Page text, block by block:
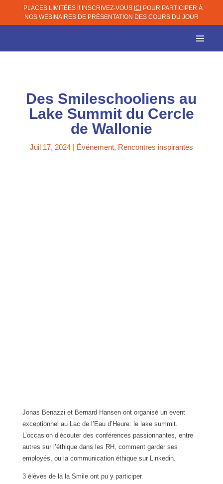
PLACES LIMITÉES !! INSCRIVEZ-VOUS ICI
POUR PARTICIPER À
NOS WEBINAIRES DE PRÉSENTATION DES COURS DU JOUR
Des Smileschooliens au
Lake Summit du Cercle
de Wallonie
Juil 17, 2024| Événement, Rencontres inspirantes
Jonas Benazzi et Bernard Hansen ont organisé un event
exceptionnel au Lac de l’Eau d’Heure: le lake summit.
L’occasion d’écouter des conférences passionnantes, entre
autres sur l’éthique dans les RH, comment garder ses
employés, ou la communication éthique sur Linkedin.
3 élèves de la la Smile ont pu y participer.